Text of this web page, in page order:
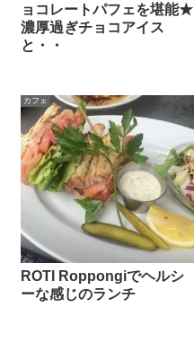
ョコレートパフェを堪能★
濃厚過ぎチョコアイス
と・・
カフェ
ROTI Roppongiでヘルシ
ーな感じのランチ